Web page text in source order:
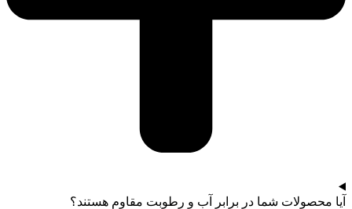
آیا محصولات شما در برابر آب و رطوبت مقاوم هستند؟